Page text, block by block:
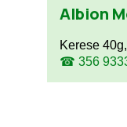
Albion
Kerese
☎ 356